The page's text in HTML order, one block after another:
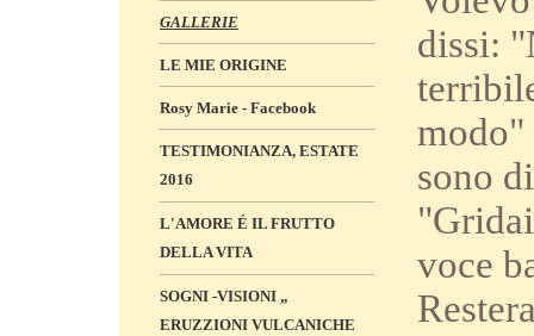
GALLERIE
LE MIE ORIGINE
Rosy Marie - Facebook
TESTIMONIANZA, ESTATE
2016
L'AMORE É IL FRUTTO
DELLA VITA
SOGNI -VISIONI „
ERUZZIONI VULCANICHE
dissi:
modo"
sono
voce